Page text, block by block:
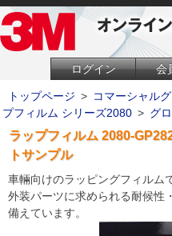
ログイン 会
トップページ > コマーシャル
プフィルム シリーズ2080 > グ
ラップフィルム 2080-
トサンプル
車輛向けのラッピングフィルム
外装パーツに求められる耐候性
備えています。